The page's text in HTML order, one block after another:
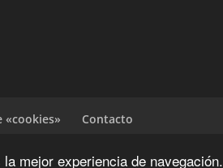
mejor experiencia de navegación.
«cookies» Contacto